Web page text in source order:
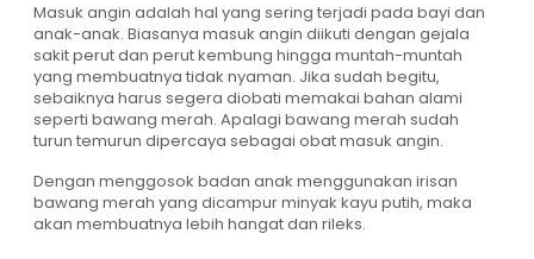
Masuk angin adalah hal yang sering terjadi pada bayi dan
anak-anak. Biasanya masuk angin diikuti dengan gejala
sakit perut dan perut kembung hingga muntah-muntah
yang membuatnya tidak nyaman. Jika sudah begitu,
sebaiknya harus segera diobati memakai bahan alami
seperti bawang merah. Apalagi bawang merah sudah
turun temurun dipercaya sebagai obat masuk angin.
Dengan menggosok badan anak menggunakan irisan
bawang merah yang dicampur minyak kayu putih, maka
akan membuatnya lebih hangat dan rileks.